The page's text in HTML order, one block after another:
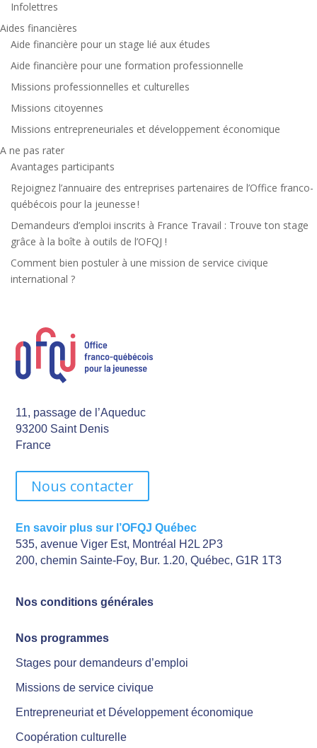
Infolettres
Aides financières
Aide financière pour un stage lié aux études
Aide financière pour une formation professionnelle
Missions professionnelles et culturelles
Missions citoyennes
Missions entrepreneuriales et développement économique
A ne pas rater
Avantages participants
Rejoignez l’annuaire des entreprises partenaires de l’Office franco-
québécois pour la jeunesse !
Demandeurs d’emploi inscrits à France Travail : Trouve ton stage
grâce à la boîte à outils de l’OFQJ !
Comment bien postuler à une mission de service civique
international ?
11, passage de l’Aqueduc
93200 Saint Denis
France
Nous contacter
En savoir plus sur l’OFQJ Québec
535, avenue Viger Est, Montréal H2L 2P3
200, chemin Sainte-Foy, Bur. 1.20, Québec, G1R 1T3
Nos conditions générales
Nos programmes
Stages pour demandeurs d’emploi
Missions de service civique
Entrepreneuriat et Développement économique
Coopération culturelle